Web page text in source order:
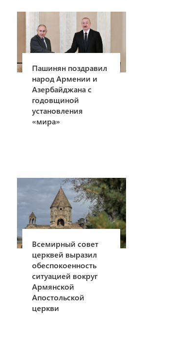
Пашинян поздравил
народ Армении и
Азербайджана с
годовщиной
установления
«мира»
Всемирный совет
церквей выразил
обеспокоенность
ситуацией вокруг
Армянской
Апостольской
церкви